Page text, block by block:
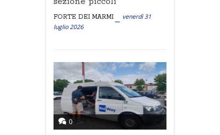
FORTE DEI MARMI
venerdì 31
luglio 2026
0